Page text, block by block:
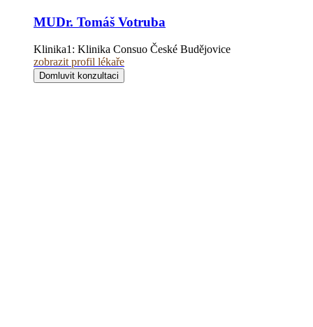
MUDr. Tomáš Votruba
Klinika1: Klinika Consuo České Budějovice
zobrazit profil lékaře
Domluvit konzultaci